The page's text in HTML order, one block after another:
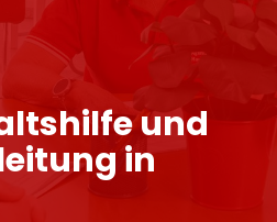
und
in